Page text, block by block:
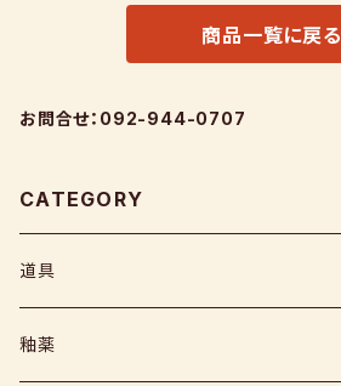
商品一覧に戻る
お問合せ：092-944-0707
CATEGORY
道具
ヘラ
釉薬